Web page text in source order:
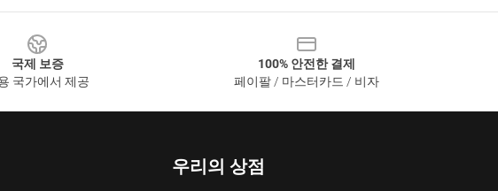
국제 보증
국가에서 제공
100% 안전한 결제
페이팔 / 마스터카드 / 비자
우리의 상점